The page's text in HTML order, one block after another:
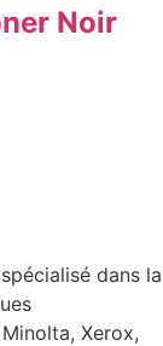
Noir
dans la
Xerox,